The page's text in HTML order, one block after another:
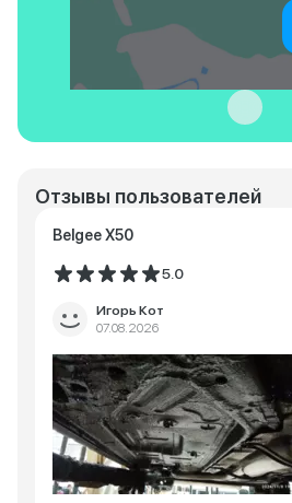
Отзывы пользователей
Belgee X50
5.0
Игорь Кот
07.08.2026